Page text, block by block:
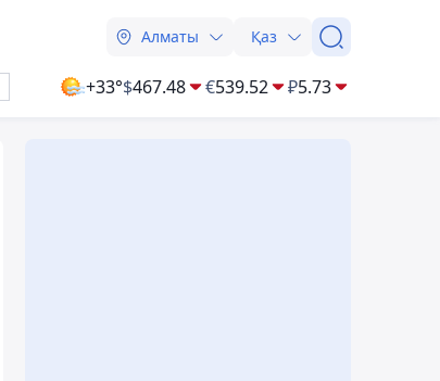
Алматы Қаз
+33°$467.48 €539.52 ₽5.73